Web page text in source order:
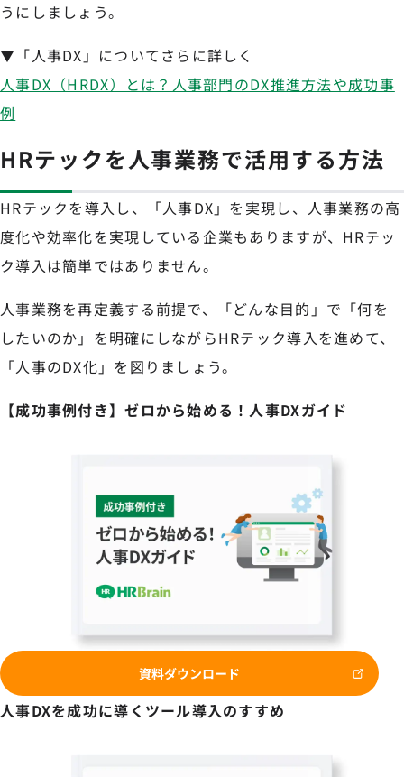
うにしましょう。
▼「人事DX」についてさらに詳しく
人事DX（HRDX）とは？人事部門のDX推進方法や成功事
例
HRテックを人事業務で活用する方法
HRテックを導入し、「人事DX」を実現し、人事業務の高
度化や効率化を実現している企業もありますが、HRテッ
ク導入は簡単ではありません。
人事業務を再定義する前提で、「どんな目的」で「何を
したいのか」を明確にしながらHRテック導入を進めて、
「人事のDX化」を図りましょう。
【成功事例付き】ゼロから始める！人事DXガイド
資料ダウンロード
人事DXを成功に導くツール導入のすすめ